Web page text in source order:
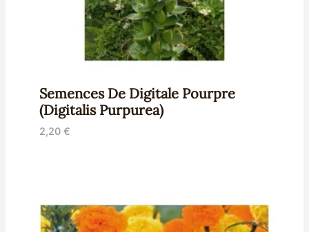
Semences De Digitale Pourpre
(Digitalis Purpurea)
2,20 €